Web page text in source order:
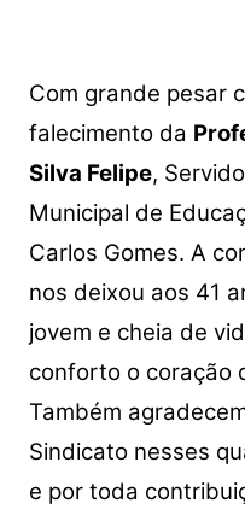
Com grande pesar
falecimento da
Silva Felipe,
Municipal de
Carlos Gomes. A
nos deixou aos 41
jovem e cheia de
conforto o coração
Também
Sindicato nesses
e por toda